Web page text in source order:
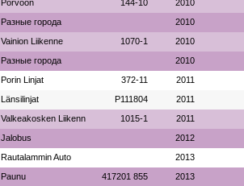
Porvoon 144-10 2010
Разные города 2010
Vainion Liikenne 1070-1 2010
Разные города 2010
Porin Linjat 372-11 2011
Länsilinjat P111804 2011
Valkeakosken Liikenn 1015-1 2011
Jalobus 2012
Rautalammin Auto 2013
Paunu 417201 855 2013